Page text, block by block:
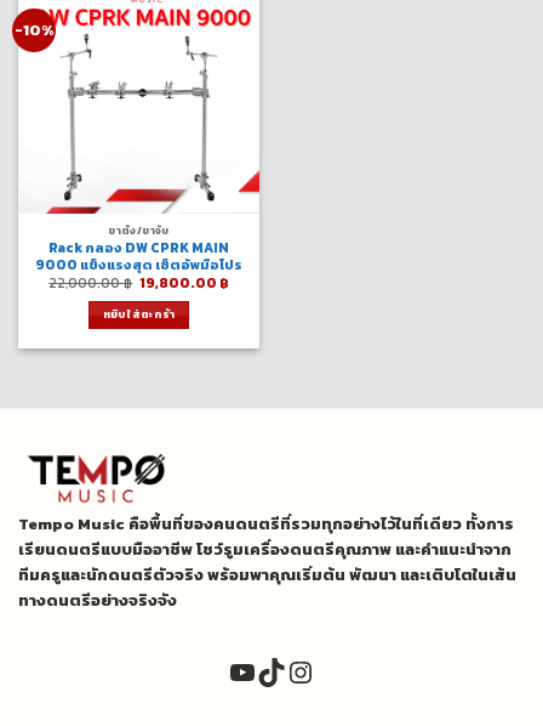
-10%
ขาตั้ง/ขาจับ
Rack กลอง DW CPRK MAIN
9000 แข็งแรงสุด เซ็ตอัพมือโปร
22,000.00฿ Original
price
was:
22,000.00 ฿.
19,800.00 ฿Current
หยิบใส่ตะกร้า
Tempo Music คือพื้นที่ของคนดนตรีที่รวมทุกอย่างไว้ในที่เดียว ทั้งการ
เรียนดนตรีแบบมืออาชีพ โชว์รูมเครื่องดนตรีคุณภาพ และคำแนะนำจาก
ทีมครูและนักดนตรีตัวจริง พร้อมพาคุณเริ่มต้น พัฒนา และเติบโตในเส้น
ทางดนตรีอย่างจริงจัง
YouTube
TikTok
Instagram